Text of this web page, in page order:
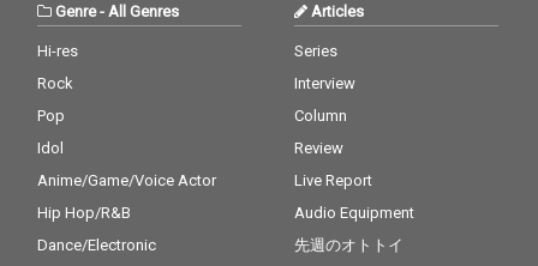
Genre- All Genres
Hi-res
Rock
Pop
Idol
Anime/Game/Voice Actor
Hip Hop/R&B
Dance/Electronic
Articles
Series
Interview
Column
Review
Live Report
Audio Equipment
先週のオトトイ